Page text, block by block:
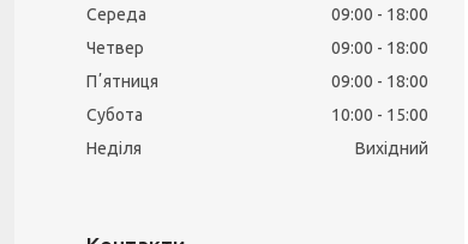
Середа
09:00
18:00
Четвер
09:00
18:00
Пʼятниця
09:00
18:00
Субота
10:00
15:00
Неділя
Вихідний